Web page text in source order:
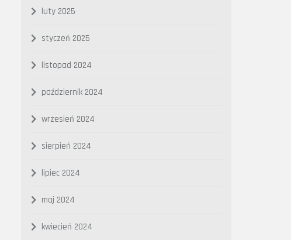
luty 2025
styczeń 2025
listopad 2024
październik 2024
wrzesień 2024
sierpień 2024
lipiec 2024
maj 2024
kwiecień 2024